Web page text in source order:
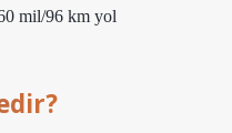
mil/96 km yol